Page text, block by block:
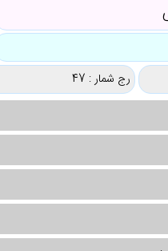
رج شمار : 47